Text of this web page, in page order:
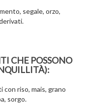
segale, orzo,
CHE POSSONO
riso, mais, grano
sorgo.